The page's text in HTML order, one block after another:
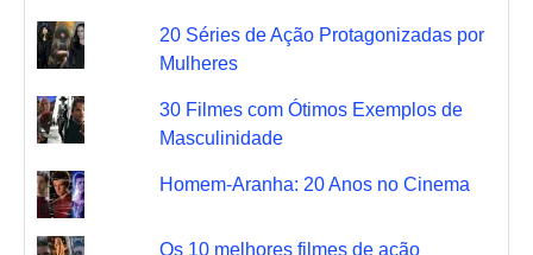
20 Séries de Ação Protagonizadas por
Mulheres
30 Filmes com Ótimos Exemplos de
Masculinidade
Homem-Aranha: 20 Anos no Cinema
Os 10 melhores filmes de ação